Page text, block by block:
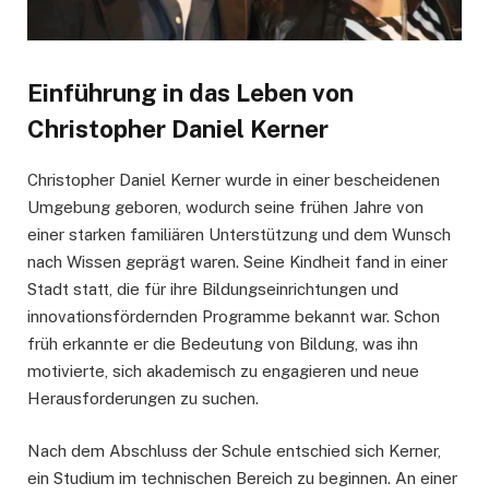
Einführung in das Leben von
Christopher Daniel Kerner
Christopher Daniel Kerner wurde in einer bescheidenen
Umgebung geboren, wodurch seine frühen Jahre von
einer starken familiären Unterstützung und dem Wunsch
nach Wissen geprägt waren. Seine Kindheit fand in einer
Stadt statt, die für ihre Bildungseinrichtungen und
innovationsfördernden Programme bekannt war. Schon
früh erkannte er die Bedeutung von Bildung, was ihn
motivierte, sich akademisch zu engagieren und neue
Herausforderungen zu suchen.
Nach dem Abschluss der Schule entschied sich Kerner,
ein Studium im technischen Bereich zu beginnen. An einer